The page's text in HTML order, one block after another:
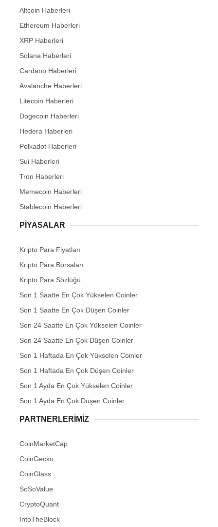
Altcoin Haberleri
Ethereum Haberleri
XRP Haberleri
Solana Haberleri
Cardano Haberleri
Avalanche Haberleri
Litecoin Haberleri
Dogecoin Haberleri
Hedera Haberleri
Polkadot Haberleri
Sui Haberleri
Tron Haberleri
Memecoin Haberleri
Stablecoin Haberleri
PIYASALAR
Kripto Para Fiyatları
Kripto Para Borsaları
Kripto Para Sözlüğü
Son 1 Saatte En Çok Yükselen Coinler
Son 1 Saatte En Çok Düşen Coinler
Son 24 Saatte En Çok Yükselen Coinler
Son 24 Saatte En Çok Düşen Coinler
Son 1 Haftada En Çok Yükselen Coinler
Son 1 Haftada En Çok Düşen Coinler
Son 1 Ayda En Çok Yükselen Coinler
Son 1 Ayda En Çok Düşen Coinler
PARTNERLERIMIZ
CoinMarketCap
CoinGecko
CoinGlass
SoSoValue
CryptoQuant
IntoTheBlock